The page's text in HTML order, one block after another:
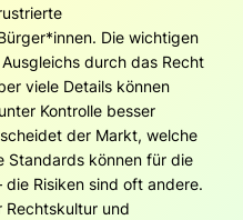
Die wichtigen
durch das Recht
viele Details können
Kontrolle besser
der Markt, welche
Standards können für die
Risiken sind oft andere.
Rechtskultur und